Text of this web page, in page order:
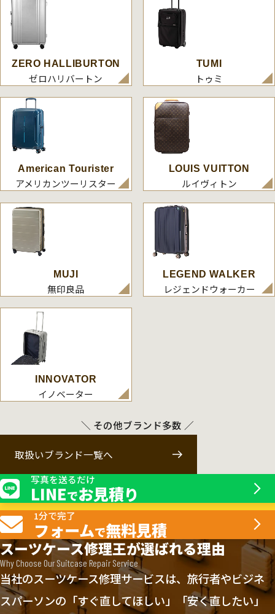
ZERO HALLIBURTON
ゼロハリバートン
TUMI
トゥミ
American Tourister
アメリカンツーリスター
LOUIS VUITTON
ルイヴィトン
MUJI
無印良品
LEGEND WALKER
レジェンドウォーカー
INNOVATOR
イノベーター
＼ その他ブランド多数 ／
取扱いブランド一覧へ
写真を送るだけ
LINEでお見積り
1分で完了
フォームで無料見積
スーツケース修理王が選ばれる理由
Why Choose Our Suitcase Repair Service
当社のスーツケース修理サービスは、旅行者やビジネ
スパーソンの「すぐ直してほしい」「安く直したい」